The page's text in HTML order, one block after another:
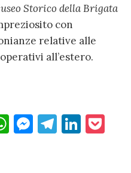
Storico della Brigata
con
relative alle
all’estero.
W M T Li